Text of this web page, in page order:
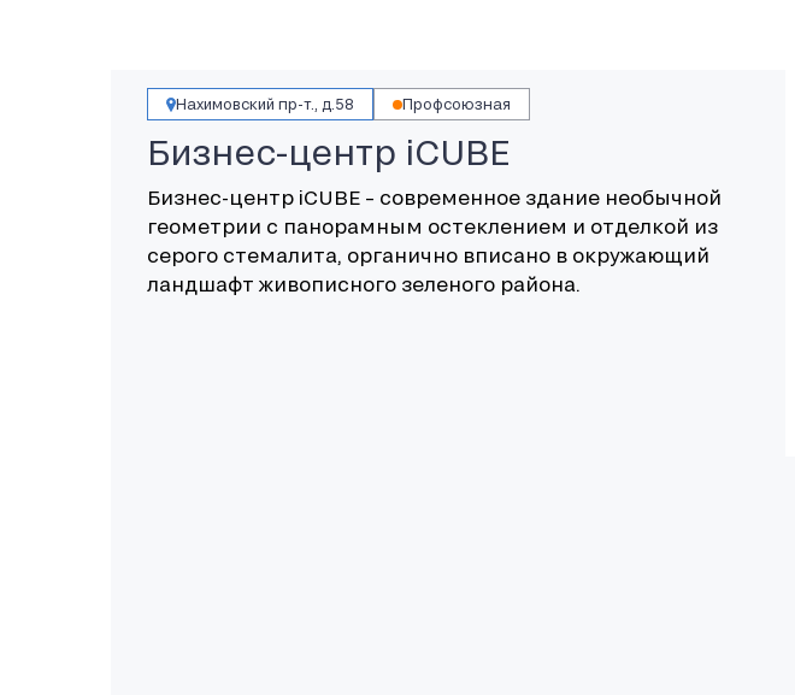
Нахимовский пр-т., д.58 Профсоюзная
Бизнес-центр iCUBE
Бизнес-центр iCUBE – современное здание необычной
геометрии с панорамным остеклением и отделкой из
серого стемалита, органично вписано в окружающий
ландшафт живописного зеленого района.